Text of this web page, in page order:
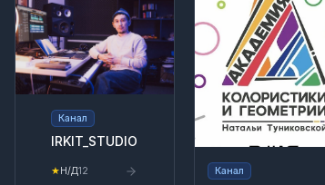
Канал
IRKIT_STUDIO
★Н/Д12 Канал